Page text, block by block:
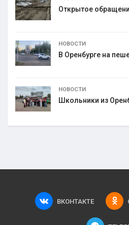
Открытое
НОВОСТИ
В Оренбурге на
НОВОСТИ
Школьники из
ВКОНТАКТЕ